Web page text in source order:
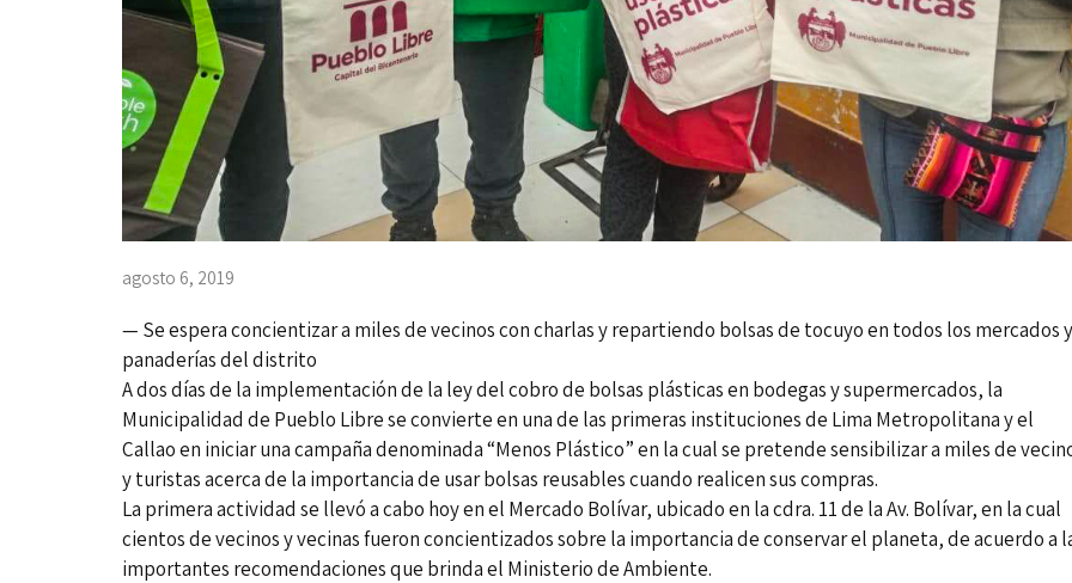
agosto 6, 2019
— Se espera concientizar a miles de vecinos con charlas y repartiendo bolsas de tocuyo en todos los mercados y
panaderías del distrito
A dos días de la implementación de la ley del cobro de bolsas plásticas en bodegas y supermercados, la
Municipalidad de Pueblo Libre se convierte en una de las primeras instituciones de Lima Metropolitana y el
Callao en iniciar una campaña denominada “Menos Plástico” en la cual se pretende sensibilizar a miles de
y turistas acerca de la importancia de usar bolsas reusables cuando realicen sus compras.
La primera actividad se llevó a cabo hoy en el Mercado Bolívar, ubicado en la cdra. 11 de la Av. Bolívar, en la cual
cientos de vecinos y vecinas fueron concientizados sobre la importancia de conservar el planeta, de acuerdo a
importantes recomendaciones que brinda el Ministerio de Ambiente.